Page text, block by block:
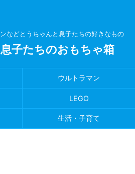
などとうちゃんと息子たちの好きなもの
子たちのおもちゃ箱
ウルトラマン
LEGO
生活・子育て